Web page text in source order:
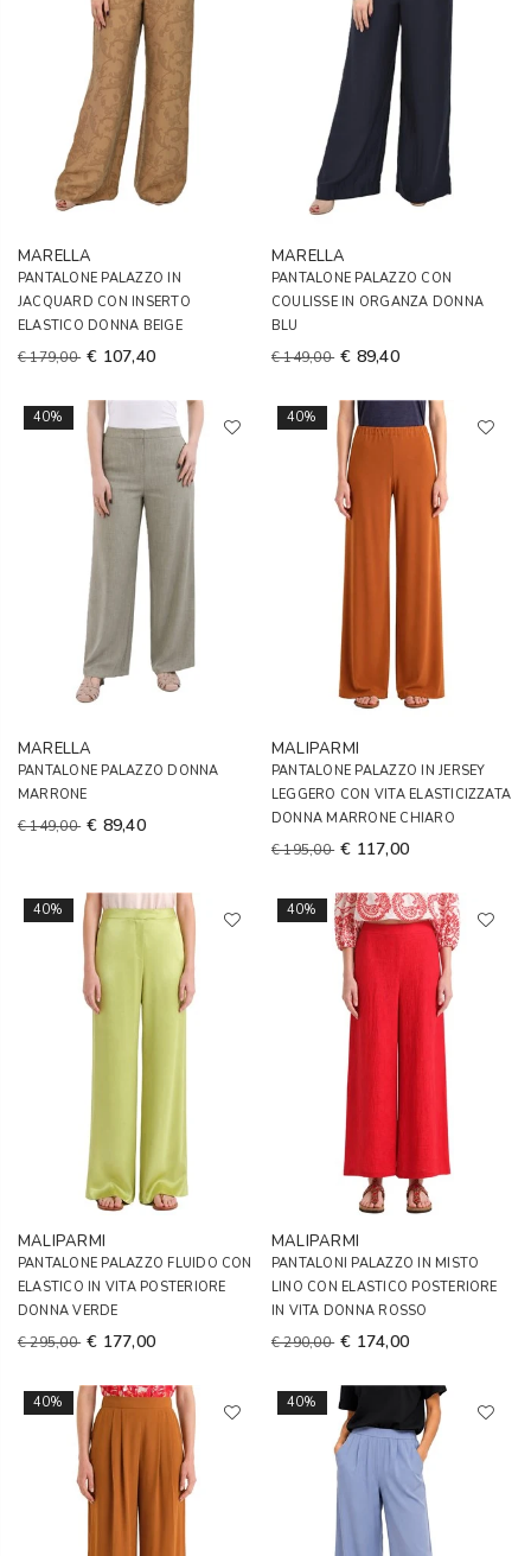
MARELLA
PANTALONE PALAZZO IN
JACQUARD CON INSERTO
ELASTICO DONNA BEIGE
€ 179,00 € 107,40
MARELLA
PANTALONE PALAZZO CON
COULISSE IN ORGANZA DONNA
BLU
€ 149,00 € 89,40
40%
MARELLA
PANTALONE PALAZZO DONNA
MARRONE
€ 149,00 € 89,40
40%
MALIPARMI
PANTALONE PALAZZO IN JERSEY
LEGGERO CON VITA ELASTICIZZATA
DONNA MARRONE CHIARO
€ 195,00 € 117,00
40%
MALIPARMI
PANTALONE PALAZZO FLUIDO CON
ELASTICO IN VITA POSTERIORE
DONNA VERDE
€ 295,00 € 177,00
40%
MALIPARMI
PANTALONI PALAZZO IN MISTO
LINO CON ELASTICO POSTERIORE
IN VITA DONNA ROSSO
€ 290,00 € 174,00
40% 40%